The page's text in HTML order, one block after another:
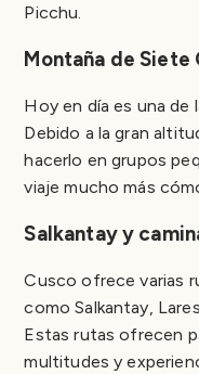
Picchu.
Montaña de Siete
Hoy en día es una de
Debido a la gran
hacerlo en grupos
viaje mucho más
Salkantay y
Cusco ofrece varias
como Salkantay,
Estas rutas ofrecen
multitudes y